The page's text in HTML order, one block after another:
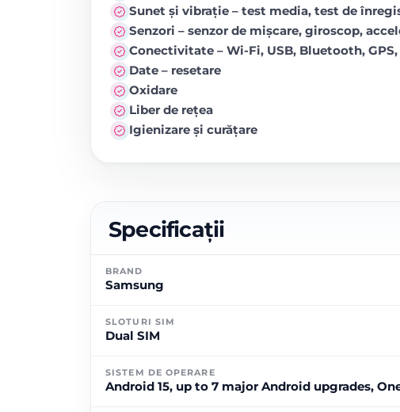
Sunet și vibrație – test media, test de
Senzori – senzor de mișcare, giroscop,
Conectivitate – Wi-Fi, USB, Bluetooth, GPS,
Date – resetare
Oxidare
Liber de rețea
Igienizare și curățare
Specificații
BRAND
Samsung
SLOTURI SIM
Dual SIM
SISTEM DE OPERARE
Android 15, up to 7 major Android upgrades,